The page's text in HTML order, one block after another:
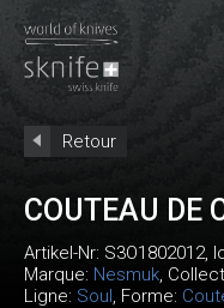
Retour
COUTEAU DE
Artikel-Nr: S3O1802012,
Marque: Nesmuk,
Ligne: Soul, Forme: